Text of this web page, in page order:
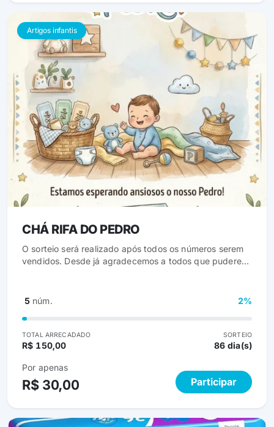
Artigos infantis
CHÁ RIFA DO PEDRO
O sorteio será realizado após todos os números serem
vendidos. Desde já agradecemos a todos que puderem
7340 BOA SORTE!
5 núm. 2%
TOTAL ARRECADADO
R$ 150,00
SORTEIO
86 dia(s)
Por apenas
R$ 30,00 Participar